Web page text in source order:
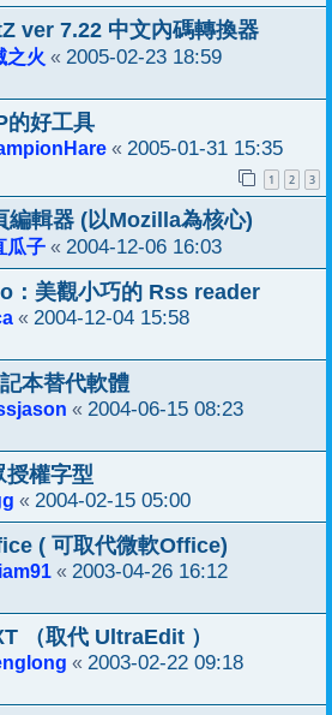
ver 7.22 中文內碼轉換器
之火 « 2005-02-23 18:59
的好工具
« 2005-01-31 15:35
1 2 3
編輯器 (以Mozilla為核心)
瓜子 « 2004-12-06 16:03
：美觀小巧的 Rss reader
« 2004-12-04 15:58
本替代軟體
« 2004-06-15 08:23
授權字型
« 2004-02-15 05:00
( 可取代微軟Office)
« 2003-04-26 16:12
（取代 UltraEdit ）
« 2003-02-22 09:18